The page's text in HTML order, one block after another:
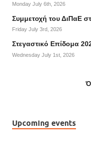
Monday July 6th, 2026
Συμμετοχή του ΔιΠαΕ
Friday July 3rd, 2026
Στεγαστικό Επίδομα
Wednesday July 1st, 2026
Upcoming events